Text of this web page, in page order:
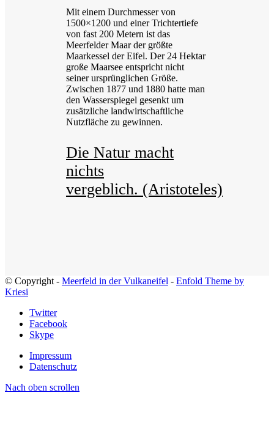
Mit einem Durchmesser von
1500×1200 und einer Trichtertiefe
von fast 200 Metern ist das
Meerfelder Maar der größte
Maarkessel der Eifel. Der 24 Hektar
große Maarsee entspricht nicht
seiner ursprünglichen Größe.
Zwischen 1877 und 1880 hatte man
den Wasserspiegel gesenkt um
zusätzliche landwirtschaftliche
Nutzfläche zu gewinnen.
Die Natur macht
nichts
vergeblich. (Aristoteles)
© Copyright - Meerfeld in der Vulkaneifel - Enfold Theme by
Kriesi
Twitter
Facebook
Skype
Impressum
Datenschutz
Nach oben scrollen